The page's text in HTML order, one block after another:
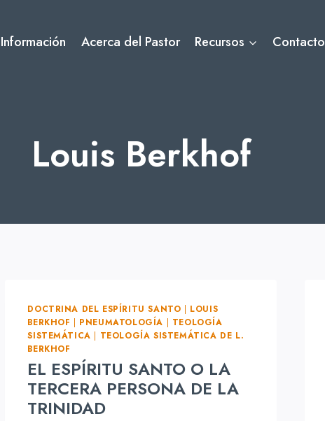
Información Acerca del Pastor Recursos Contacto
Louis Berkhof
DOCTRINA DEL ESPÍRITU SANTO | LOUIS
BERKHOF | PNEUMATOLOGÍA | TEOLOGÍA
SISTEMÁTICA | TEOLOGÍA SISTEMÁTICA DE L.
BERKHOF
EL ESPÍRITU SANTO O LA
TERCERA PERSONA DE LA
TRINIDAD